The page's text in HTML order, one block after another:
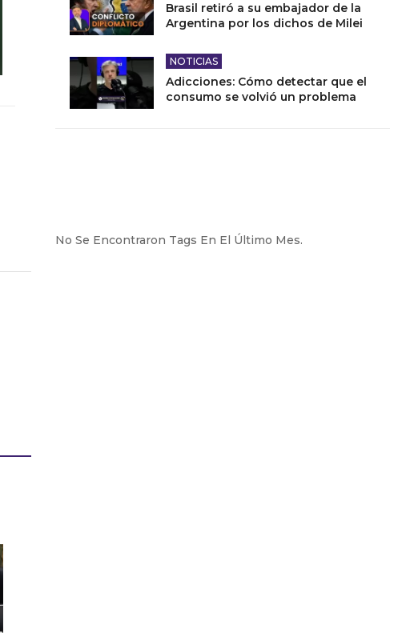
Brasil retiró a su embajador de la
Argentina por los dichos de Milei
NOTICIAS
Adicciones: Cómo detectar que el
consumo se volvió un problema
No Se Encontraron Tags En El Último Mes.